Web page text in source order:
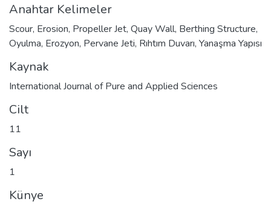
Anahtar Kelimeler
Scour, Erosion, Propeller Jet, Quay Wall, Berthing Structure,
Oyulma, Erozyon, Pervane Jeti, Rıhtım Duvarı, Yanaşma Yapısı
Kaynak
International Journal of Pure and Applied Sciences
Cilt
11
Sayı
1
Künye